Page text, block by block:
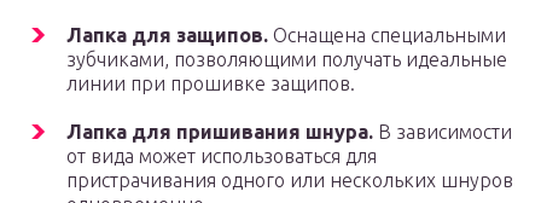
Лапка для защипов. Оснащена специальными
зубчиками, позволяющими получать идеальные
линии при прошивке защипов.
Лапка для пришивания шнура. В зависимости
от вида может использоваться для
пристрачивания одного или нескольких шнуров